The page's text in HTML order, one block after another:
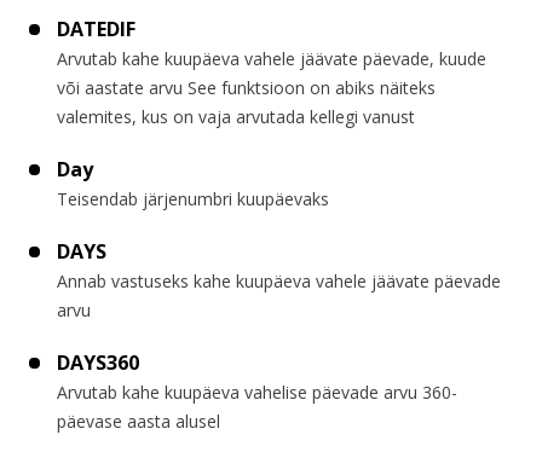
DATEDIF
Arvutab kahe kuupäeva vahele jäävate päevade, kuude
või aastate arvu See funktsioon on abiks näiteks
valemites, kus on vaja arvutada kellegi vanust
Day
Teisendab järjenumbri kuupäevaks
DAYS
Annab vastuseks kahe kuupäeva vahele jäävate päevade
arvu
DAYS360
Arvutab kahe kuupäeva vahelise päevade arvu 360-
päevase aasta alusel